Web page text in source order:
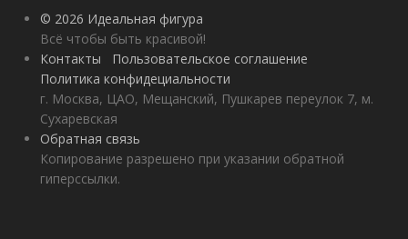
© 2026 Идеальная фигура
Всё чтобы быть красивой!
Контакты
Пользовательское соглашение
Политика конфидециальности
г. Москва, ЦАО, Мещанский, Пушкарев переулок 7, м.
Сухаревская
Обратная связь
Копирование разрешено при указании обратной
гиперссылки.